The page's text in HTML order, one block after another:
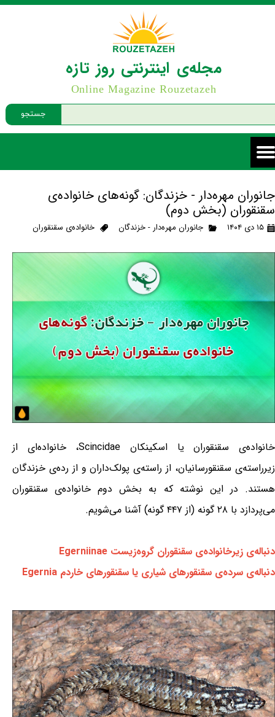
جستجو
مجله‌ی اینترنتی روز تازه
Online Magazine Rouzetazeh
جانوران مهره‌دار - خزندگان: گونه‌های خانواده‌ی
سقنقوران (بخش دوم)
۱۵ دی ۱۴۰۴ جانوران مهره‌دار - خزندگان خانواده‌ی سقنقوران
خانواده‌ی سقنقوران یا اسکینکان Scincidae، خانواده‌ای از
زیرراسته‌ی سقنقورسانیان، از راسته‌ی پولک‌داران و از رده‌ی خزندگان
هستند. در این نوشته که به بخش دوم خانواده‌ی سقنقوران
می‌پردازد با ۲۸ گونه (از ۴۴۷ گونه) آشنا می‌شویم.
دنباله‌ی زیرخانواده‌ی سقنقوران گروه‌زیست Egerniinae
دنباله‌ی سرده‌ی سقنقورهای شیاری یا سقنقورهای خاردم Egernia